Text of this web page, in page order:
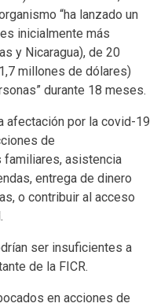
“ha lanzado un
inicialmente más
y Nicaragua), de 20
millones de dólares)
durante 18 meses.
afectación por la covid-19
de
asistencia
entrega de dinero
o contribuir al acceso
ser insuficientes a
de la FICR.
en acciones de